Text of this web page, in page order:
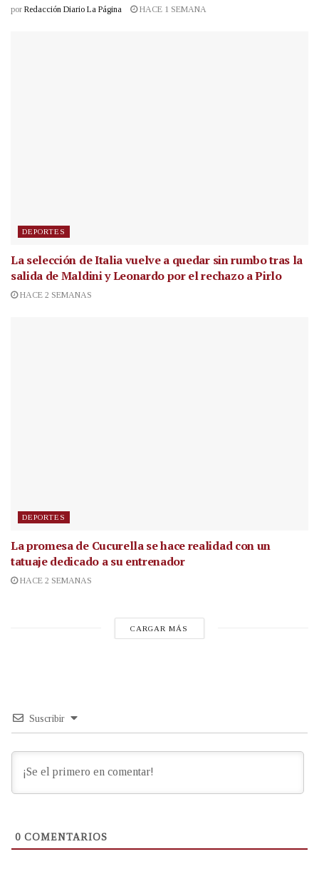
por Redacción Diario La Página HACE 1 SEMANA
DEPORTES
La selección de Italia vuelve a quedar sin rumbo tras la
salida de Maldini y Leonardo por el rechazo a Pirlo
HACE 2 SEMANAS
DEPORTES
La promesa de Cucurella se hace realidad con un
tatuaje dedicado a su entrenador
HACE 2 SEMANAS
CARGAR MÁS
Suscribir
0 COMENTARIOS